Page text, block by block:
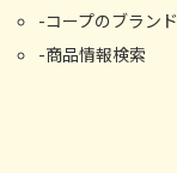
コープのブランド
商品情報検索